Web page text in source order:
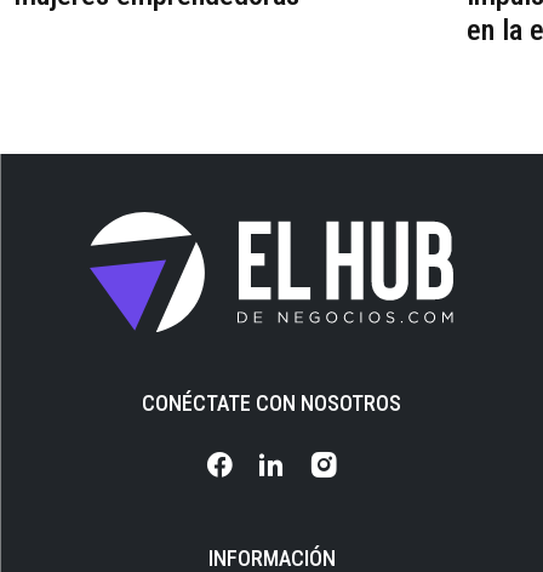
en la
INFORMACIÓN
CONÉCTATE CON NOSOTROS